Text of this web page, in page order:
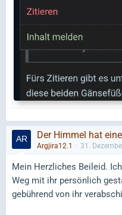
Der Himmel hat
Argjira12.1 31.
Mein Herzliches Beileid.
Weg mit ihr persönlich
gebührend von ihr